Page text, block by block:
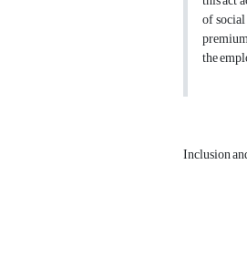
of
the
Inclusion